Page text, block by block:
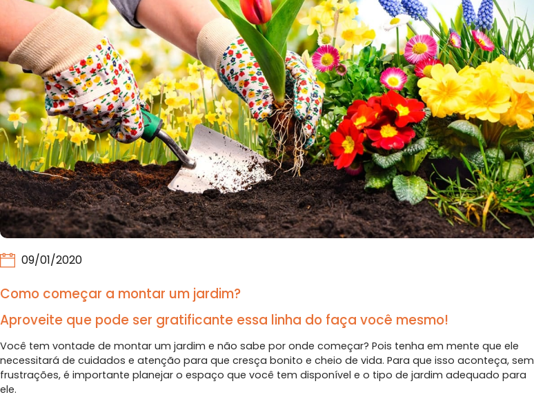
09/01/2020
Como começar a montar um jardim?
Aproveite que pode ser gratificante essa linha do faça você mesmo!
Você tem vontade de montar um jardim e não sabe por onde começar? Pois tenha em mente que ele
necessitará de cuidados e atenção para que cresça bonito e cheio de vida. Para que isso aconteça, sem
frustrações, é importante planejar o espaço que você tem disponível e o tipo de jardim adequado para
ele.